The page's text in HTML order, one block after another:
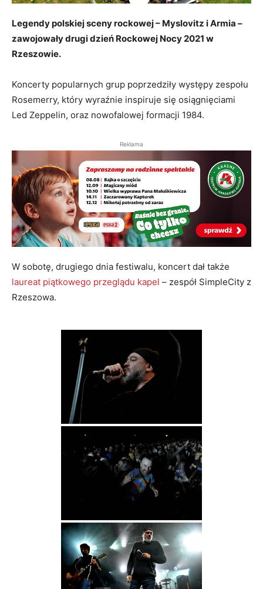
Legendy polskiej sceny rockowej – Myslovitz i Armia –
zawojowały drugi dzień Rockowej Nocy 2021 w
Rzeszowie.
Koncerty popularnych grup poprzedziły występy zespołu
Rosemerry, który wyraźnie inspiruje się osiągnięciami
Led Zeppelin, oraz nowofalowej formacji 1984.
Reklama
W sobotę, drugiego dnia festiwalu, koncert dał także
laureat piątkowego przeglądu kapel – zespół SimpleCity z
Rzeszowa.